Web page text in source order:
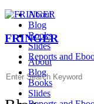
Skip
content
FRINGER
About
Blog
Books
Slides
About
Blog
Books
Slides
Reports and
Search